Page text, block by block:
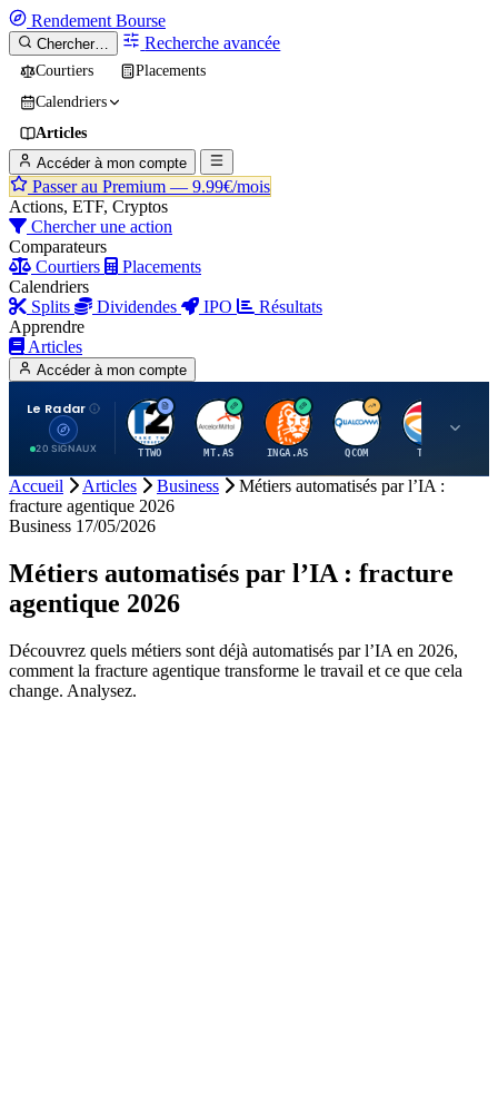
Rendement Bourse
Chercher… Recherche avancée
Courtiers
Placements
Calendriers
Articles
Accéder à mon compte
Passer au Premium — 9.99€/mois
Actions, ETF, Cryptos
Chercher une action
Comparateurs
Courtiers
Placements
Calendriers
Splits
Dividendes IPO
Résultats
Apprendre
Articles
Accéder à mon compte
Le Radar
20 SIGNAUX
T
TTWO
A
MT.AS
I
INGA.AS
Q
QCOM
T
TTE
Accueil Articles Business
Métiers automatisés par l’IA :
fracture agentique 2026
Business 17/05/2026
Métiers automatisés par l’IA : fracture
agentique 2026
Découvrez quels métiers sont déjà automatisés par l’IA en 2026,
comment la fracture agentique transforme le travail et ce que cela
change. Analysez.